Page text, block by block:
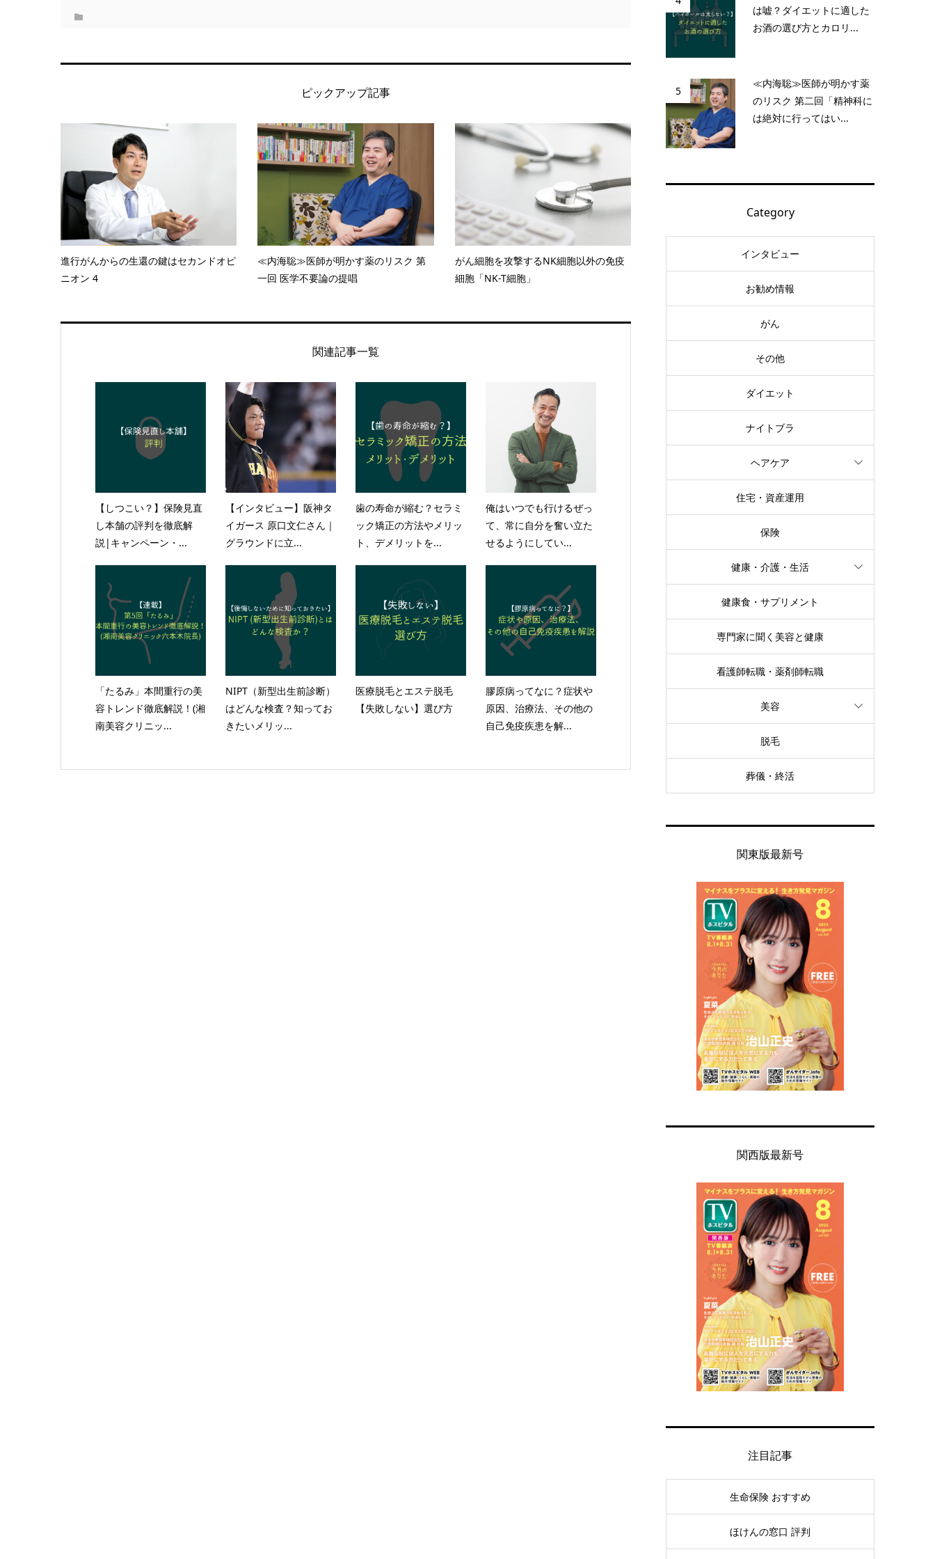
ピックアップ記事
進行がんからの生還の鍵はセカンドオピ
ニオン 4
≪内海聡≫医師が明かす薬のリスク 第
一回 医学不要論の提唱
がん細胞を攻撃するNK細胞以外の免疫
細胞「NK-T細胞」
関連記事一覧
【しつこい？】保険見直
し本舗の評判を徹底解
説|キャンペーン・...
【インタビュー】阪神タ
イガース 原口文仁さん｜
グラウンドに立...
歯の寿命が縮む？セラミ
ック矯正の方法やメリッ
ト、デメリットを...
俺はいつでも行けるぜっ
て、常に自分を奮い立た
せるようにしてい...
「たるみ」本間重行の美
容トレンド徹底解説！(湘
南美容クリニッ...
NIPT（新型出生前診断）
はどんな検査？知ってお
きたいメリッ...
医療脱毛とエステ脱毛
【失敗しない】選び方
膠原病ってなに？症状や
原因、治療法、その他の
自己免疫疾患を解...
は嘘？ダイエットに適した
お酒の選び方とカロリ...
5
≪内海聡≫医師が明かす薬
のリスク 第二回「精神科に
は絶対に行ってはい...
Category
インタビュー
お勧め情報
がん
その他
ダイエット
ナイトブラ
ヘアケア
住宅・資産運用
保険
健康・介護・生活
健康食・サプリメント
専門家に聞く美容と健康
看護師転職・薬剤師転職
美容
脱毛
葬儀・終活
関東版最新号
関西版最新号
注目記事
生命保険 おすすめ
ほけんの窓口 評判